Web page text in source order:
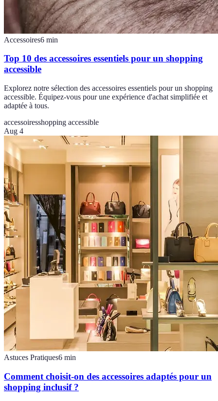
Accessoires6 min
Top 10 des accessoires essentiels pour un shopping
accessible
Explorez notre sélection des accessoires essentiels pour un shopping
accessible. Équipez-vous pour une expérience d'achat simplifiée et
adaptée à tous.
accessoiresshopping accessible
Aug 4
Astuces Pratiques6 min
Comment choisit-on des accessoires adaptés pour un
shopping inclusif ?